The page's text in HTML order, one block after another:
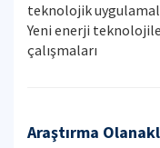
teknolojik
Yeni enerji
çalışmaları
Araştırma